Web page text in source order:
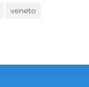
veneto